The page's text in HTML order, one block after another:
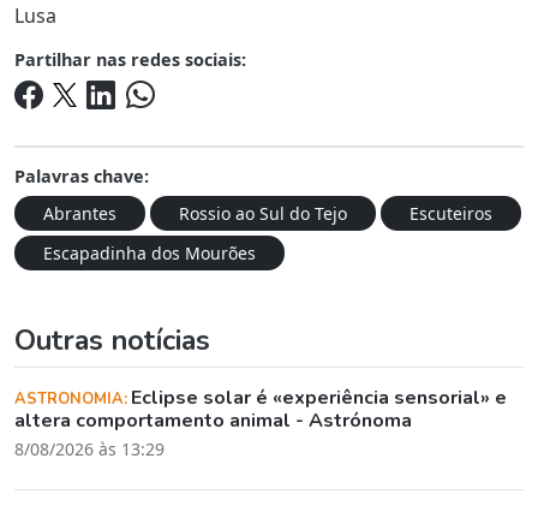
Lusa
Partilhar nas redes sociais:
Palavras chave:
Abrantes
Rossio ao Sul do Tejo
Escuteiros
Escapadinha dos Mourões
Outras notícias
ASTRONOMIA: Eclipse solar é «experiência sensorial» e
altera comportamento animal - Astrónoma
8/08/2026 às 13:29